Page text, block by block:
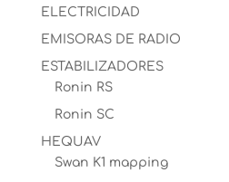
ELECTRICIDAD
EMISORAS DE RADIO
ESTABILIZADORES
Ronin RS
Ronin SC
HEQUAV
Swan K1 mapping